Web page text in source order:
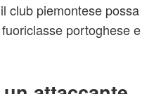
club piemontese possa
portoghese e